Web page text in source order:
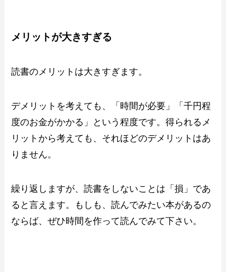
メリットが大きすぎる
読書のメリットは大きすぎます。
デメリットを考えても、「時間が必要」「千円程
度のお金がかかる」という程度です。得られるメ
リットから考えても、それほどのデメリットはあ
りません。
繰り返しますが、読書をしないことは「損」であ
ると言えます。もしも、読んでみたい本があるの
ならば、ぜひ時間を作って読んでみて下さい。